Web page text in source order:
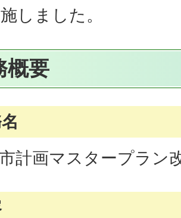
しました。
概要
計画マスタープラン